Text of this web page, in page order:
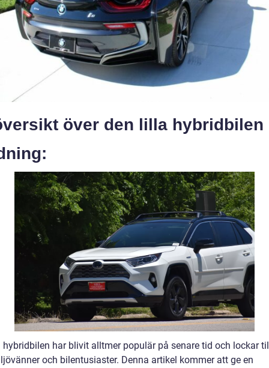
över den lilla hybridbilen
hybridbilen har blivit alltmer populär på senare tid och lockar
och bilentusiaster. Denna artikel kommer att ge en